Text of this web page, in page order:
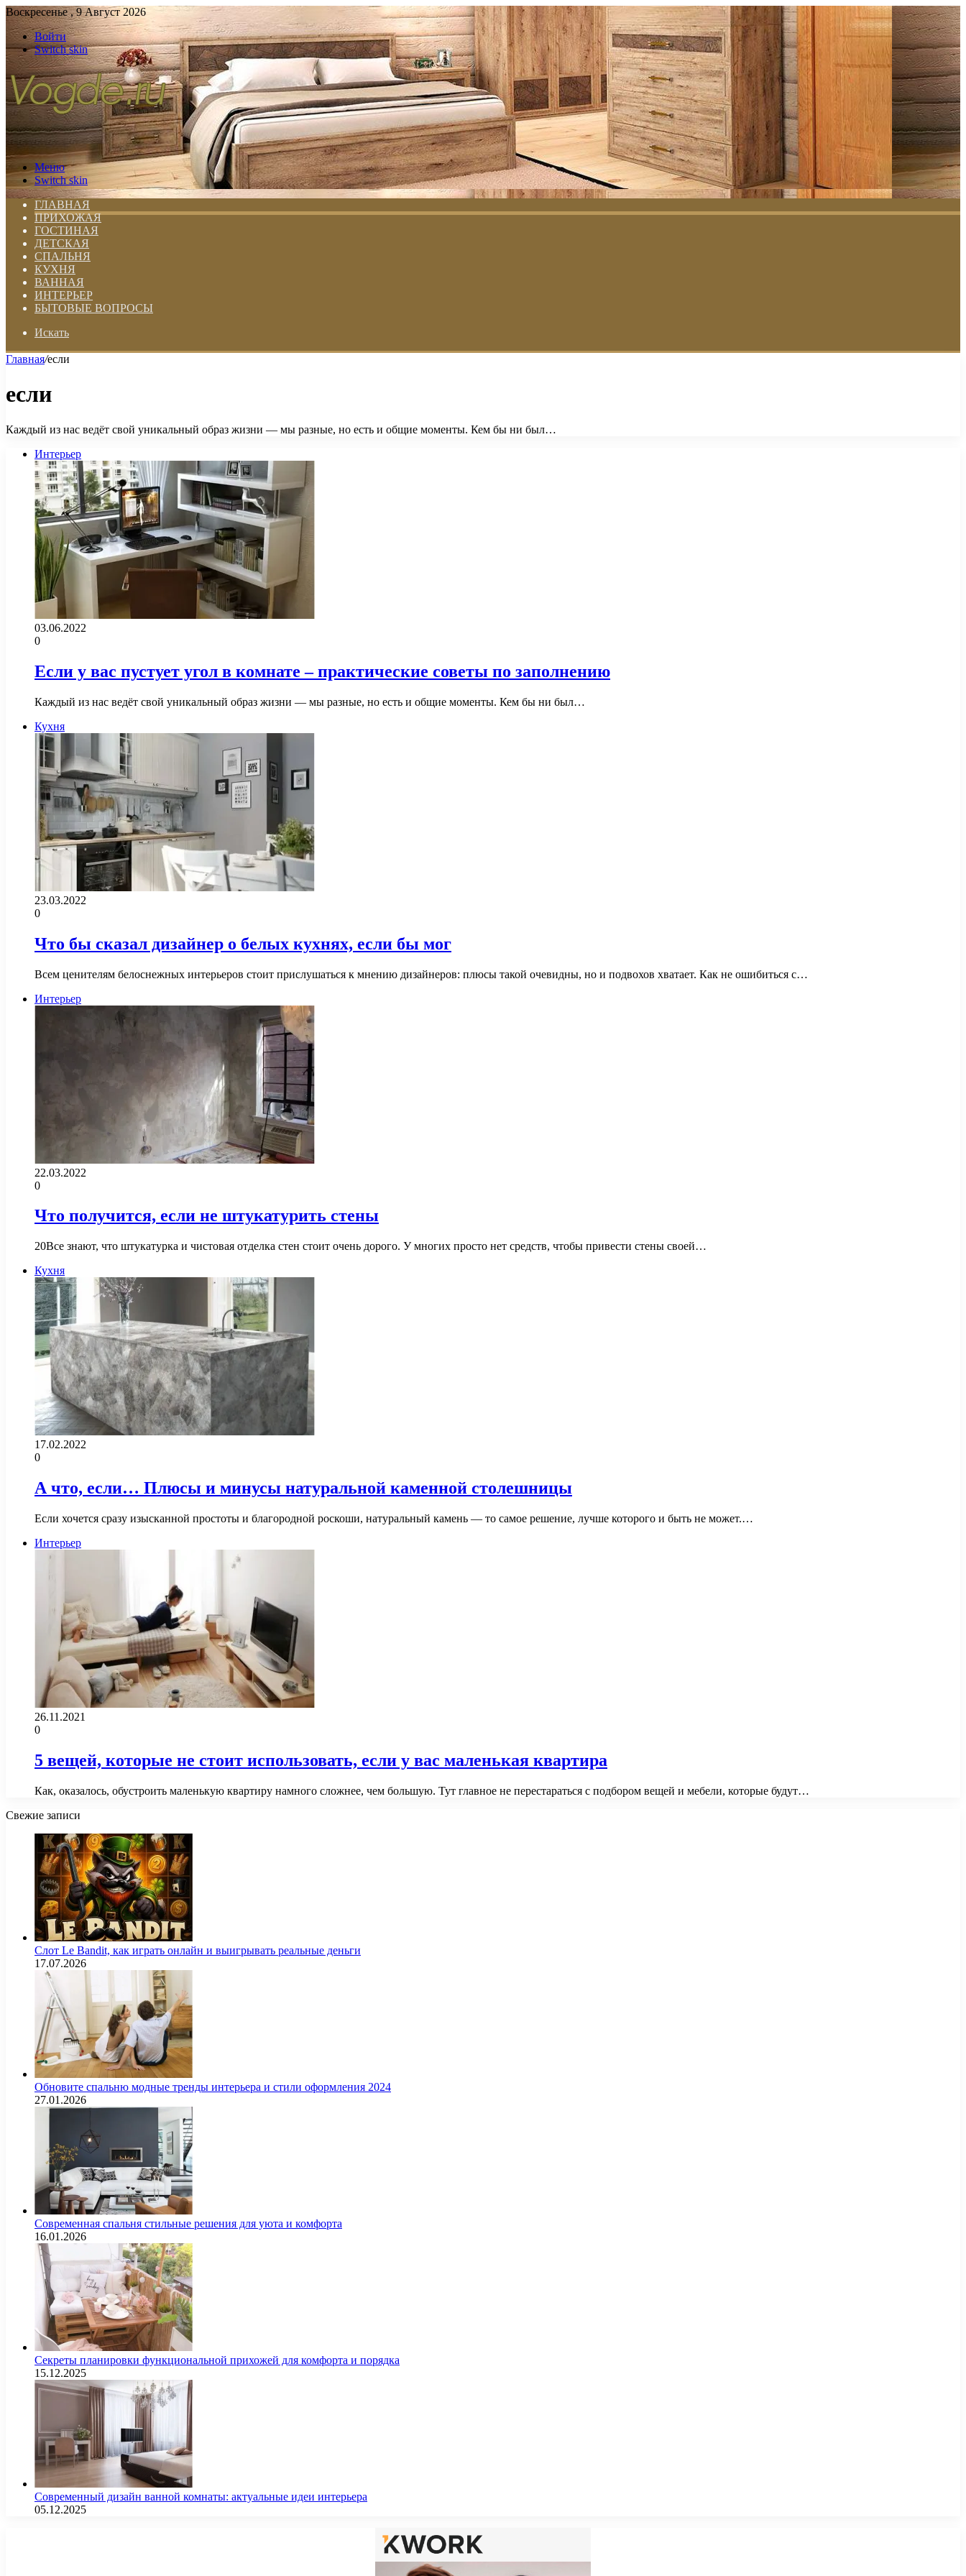
Воскресенье , 9 Август 2026
Войти
Switch skin
Меню
Switch skin
ГЛАВНАЯ
ПРИХОЖАЯ
ГОСТИНАЯ
ДЕТСКАЯ
СПАЛЬНЯ
КУХНЯ
ВАННАЯ
ИНТЕРЬЕР
БЫТОВЫЕ ВОПРОСЫ
Искать
Главная/если
если
Каждый из нас ведёт свой уникальный образ жизни — мы разные, но есть и общие моменты. Кем бы ни был…
Интерьер
03.06.2022
0
Если у вас пустует угол в комнате – практические советы по заполнению
Каждый из нас ведёт свой уникальный образ жизни — мы разные, но есть и общие моменты. Кем бы ни был…
Кухня
23.03.2022
0
Что бы сказал дизайнер о белых кухнях, если бы мог
Всем ценителям белоснежных интерьеров стоит прислушаться к мнению дизайнеров: плюсы такой очевидны, но и подвохов хватает. Как не ошибиться с…
Интерьер
22.03.2022
0
Что получится, если не штукатурить стены
20Все знают, что штукатурка и чистовая отделка стен стоит очень дорого. У многих просто нет средств, чтобы привести стены своей…
Кухня
17.02.2022
0
А что, если… Плюсы и минусы натуральной каменной столешницы
Если хочется сразу изысканной простоты и благородной роскоши, натуральный камень — то самое решение, лучше которого и быть не может.…
Интерьер
26.11.2021
0
5 вещей, которые не стоит использовать, если у вас маленькая квартира
Как, оказалось, обустроить маленькую квартиру намного сложнее, чем большую. Тут главное не перестараться с подбором вещей и мебели, которые будут…
Свежие записи
Слот Le Bandit, как играть онлайн и выигрывать реальные деньги
17.07.2026
Обновите спальню модные тренды интерьера и стили оформления 2024
27.01.2026
Современная спальня стильные решения для уюта и комфорта
16.01.2026
Секреты планировки функциональной прихожей для комфорта и порядка
15.12.2025
Современный дизайн ванной комнаты: актуальные идеи интерьера
05.12.2025